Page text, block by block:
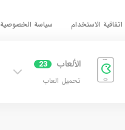
اتفاقية الاستخدام سياسة الخصوصية
الألعاب 23
تحميل العاب